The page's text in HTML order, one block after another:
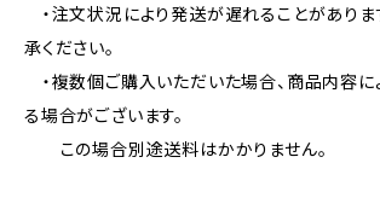
・注文状況により発送が遅れることがありま
承ください。
・複数個ご購入いただいた場合、商品内容に
る場合がございます。
この場合別途送料はかかりません。